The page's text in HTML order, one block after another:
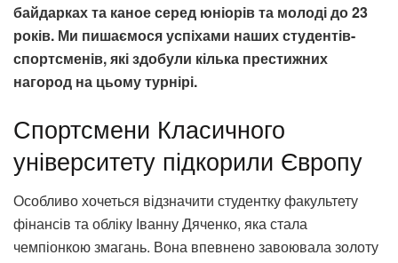
байдарках та каное серед юніорів та молоді до 23
років. Ми пишаємося успіхами наших студентів-
спортсменів, які здобули кілька престижних
нагород на цьому турнірі.
Спортсмени Класичного
університету підкорили Європу
Особливо хочеться відзначити студентку факультету
фінансів та обліку Іванну Дяченко, яка стала
чемпіонкою змагань. Вона впевнено завоювала золоту